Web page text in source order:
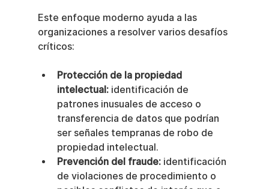
Este enfoque moderno ayuda a las
organizaciones a resolver varios desafíos
críticos:
Protección de la propiedad
intelectual: identificación de
patrones inusuales de acceso o
transferencia de datos que podrían
ser señales tempranas de robo de
propiedad intelectual.
Prevención del fraude: identificación
de violaciones de procedimiento o